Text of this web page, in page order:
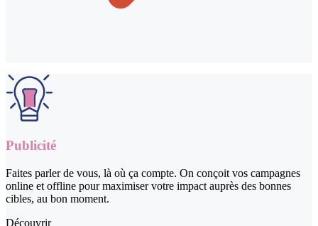
Publicité
Faites parler de vous, là où ça compte. On conçoit vos campagnes
online et offline pour maximiser votre impact auprès des bonnes
cibles, au bon moment.
Découvrir